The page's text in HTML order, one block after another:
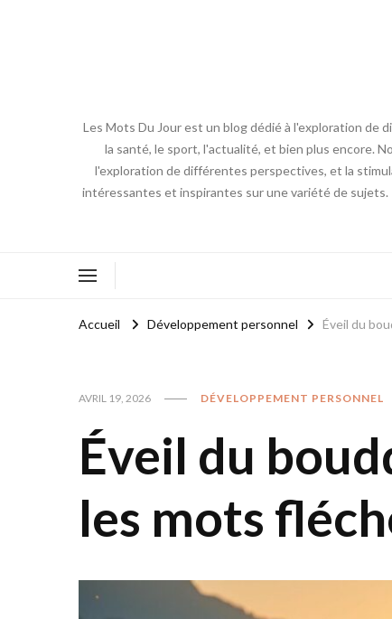
Les Mots Du Jour est un blog dédié à l'exploration de
la santé, le sport, l'actualité, et bien plus encore.
l'exploration de différentes perspectives, et la
intéressantes et inspirantes sur une variété de
Accueil Développement personnel Éveil du
AVRIL 19, 2026 DÉVELOPPEMENT PERSONNEL
Éveil du
les mots